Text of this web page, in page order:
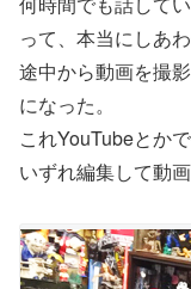
って、本当にしあ
途中から動画を撮
になった。
これYouTubeとか
いずれ編集して動